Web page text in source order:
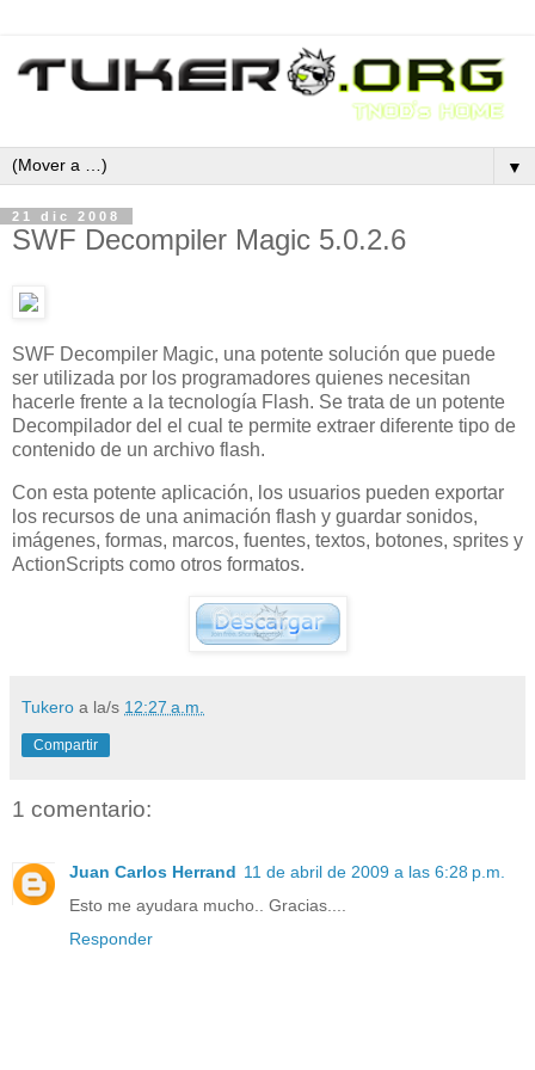
▼
21 dic 2008
SWF Decompiler Magic 5.0.2.6
SWF Decompiler Magic, una potente solución que puede
ser utilizada por los programadores quienes necesitan
hacerle frente a la tecnología Flash. Se trata de un potente
Decompilador del el cual te permite extraer diferente tipo de
contenido de un archivo flash.
Con esta potente aplicación, los usuarios pueden exportar
los recursos de una animación flash y guardar sonidos,
imágenes, formas, marcos, fuentes, textos, botones, sprites y
ActionScripts como otros formatos.
Tukero a la/s 12:27 a.m.
Compartir
1 comentario:
Juan Carlos Herrand 11 de abril de 2009 a las 6:28 p.m.
Esto me ayudara mucho.. Gracias....
Responder